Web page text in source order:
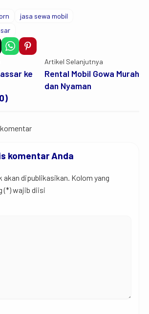
jasa sewa mobil
ke
Artikel Selanjutnya
Rental Mobil Gowa Murah
dan Nyaman
komentar Anda
akan dipublikasikan. Kolom yang
(*) wajib diisi